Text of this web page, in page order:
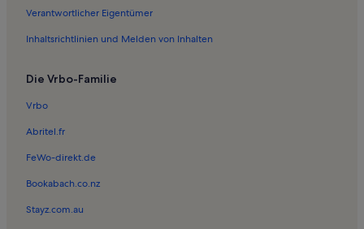
Ferienwohnungen in Köpenick
Ferienwohnungen in Modellpark Berlin
Ferienwohnungen in Altglienicke
Ferienunterkünfte nahe S-Bahn-Station Berlin-Karlshorst
Ferienunterkünfte nahe Wuhletal Station
Ferienwohnungen in Deutsch-Russisches Museum Berlin-Karlshorst
Ferienwohnungen in Schmöckwitzwerder
Ferienwohnungen in Haus am Wannsee
Verantwortlicher Eigentümer
Inhaltsrichtlinien und Melden von Inhalten
Die Vrbo-Familie
Vrbo
Abritel.fr
FeWo-direkt.de
Bookabach.co.nz
Stayz.com.au